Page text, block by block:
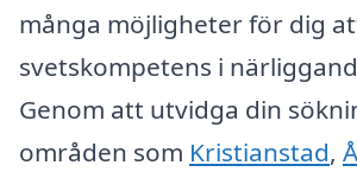
många möjligheter för dig
svetskompetens i
Genom att utvidga din
områden som Kristianstad,